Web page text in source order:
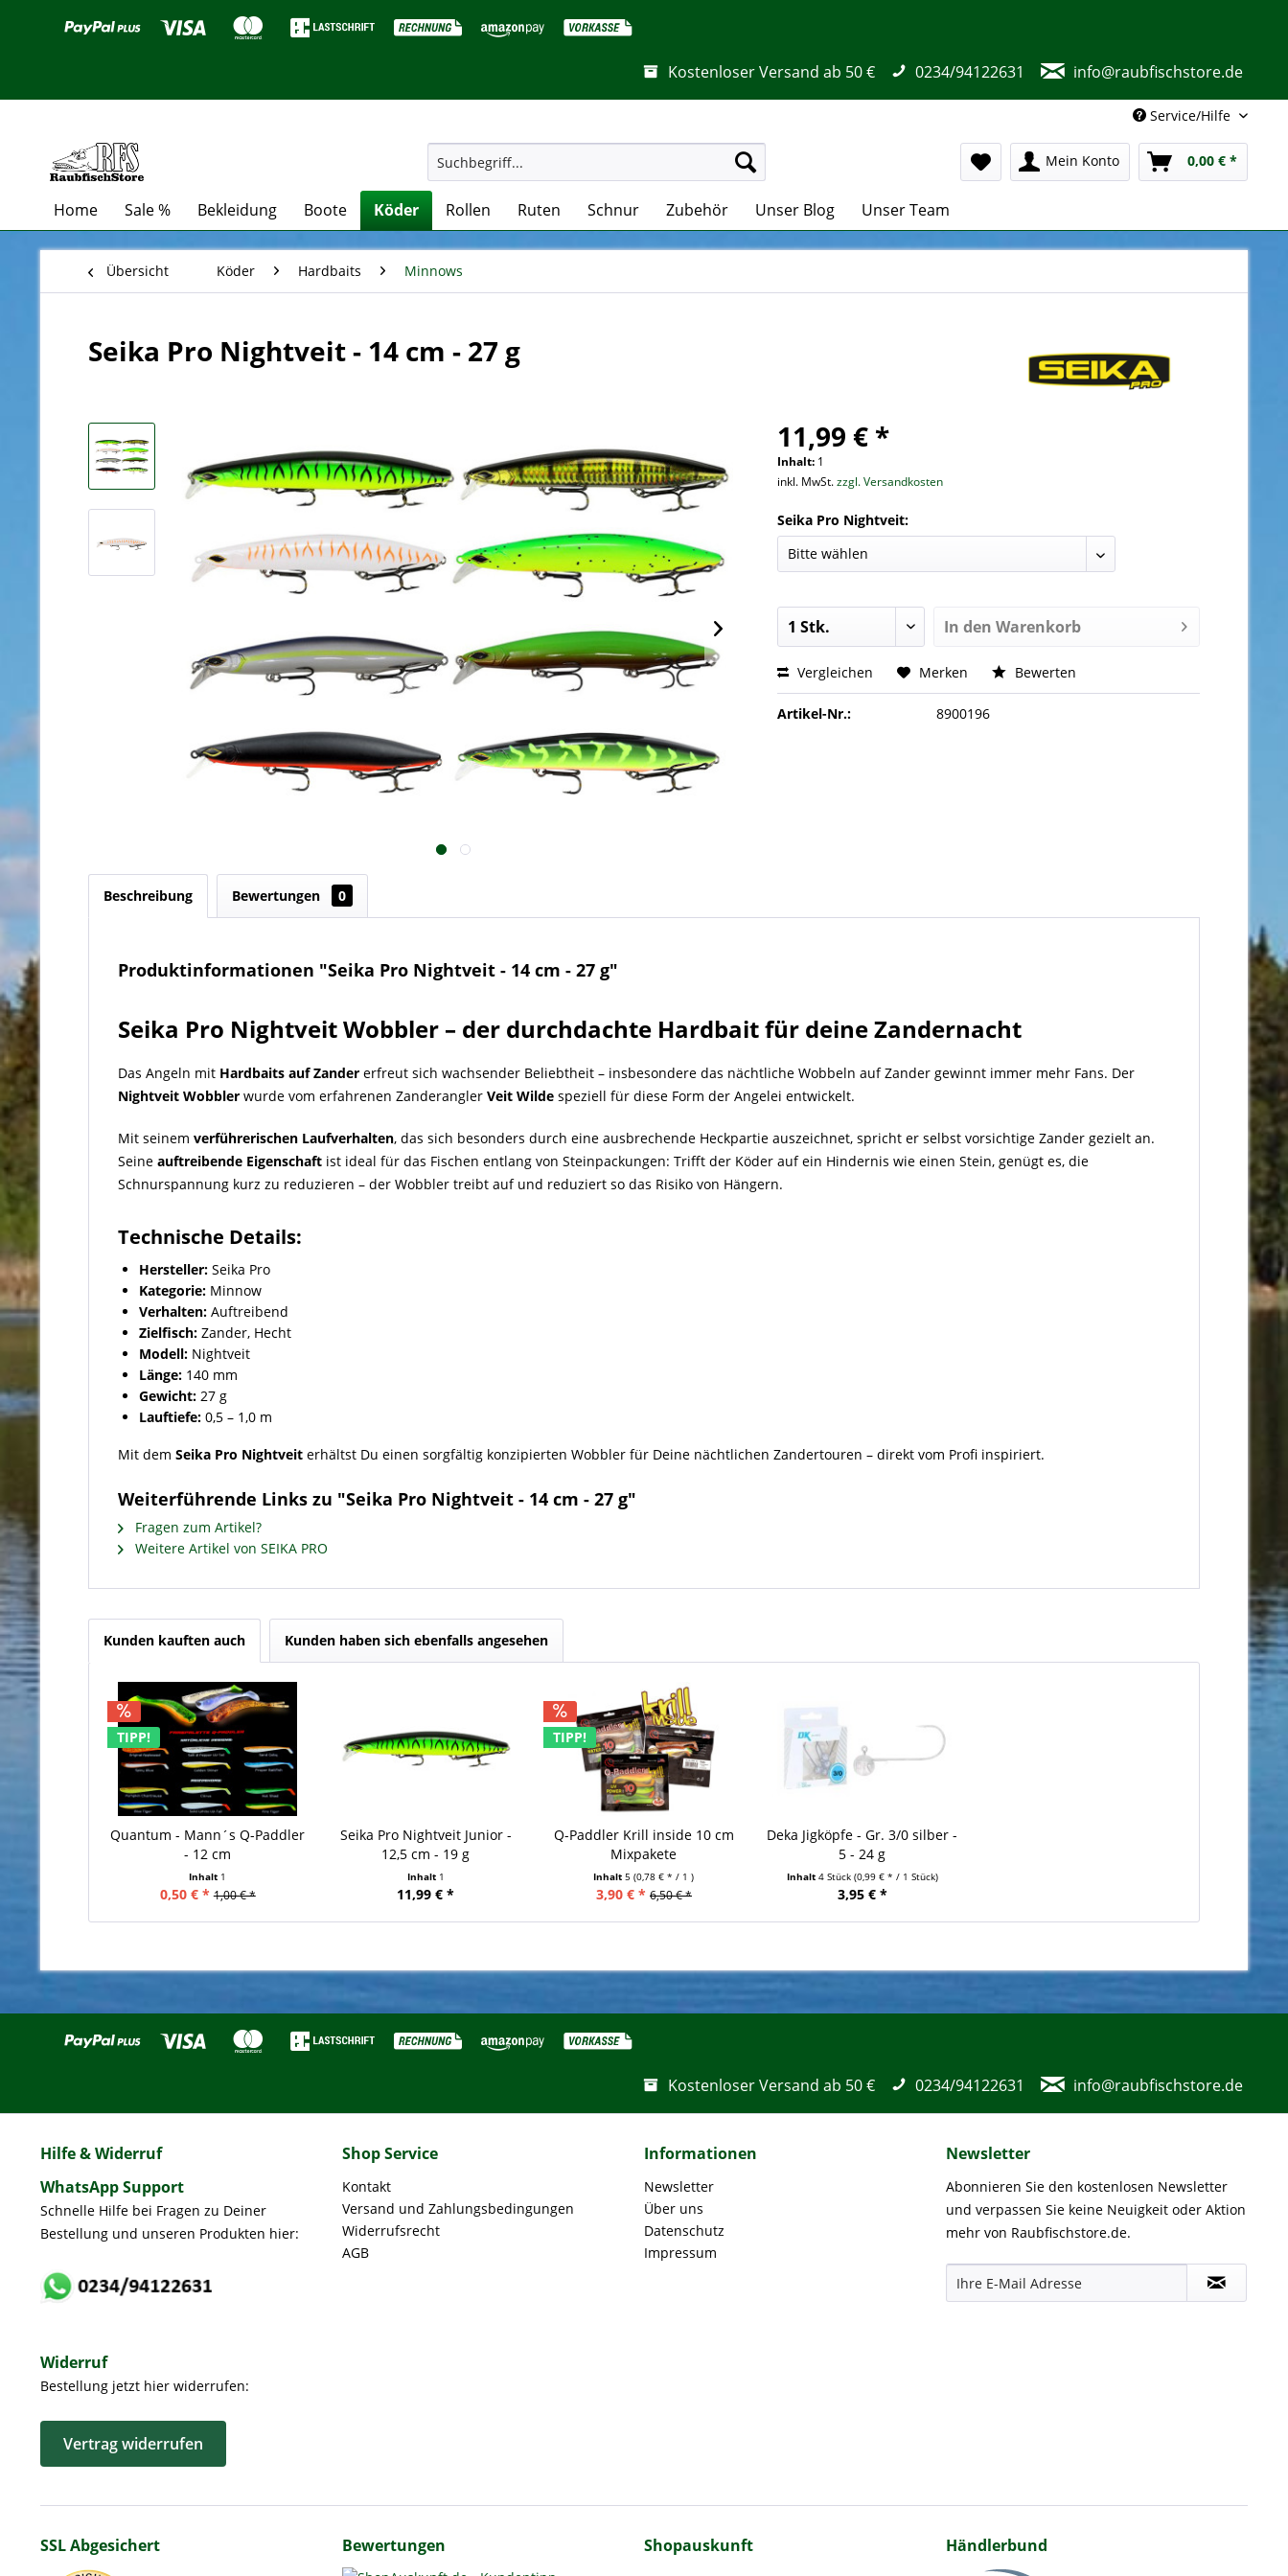
Kostenloser Versand ab 50 € 0234/94122631 info@raubfischstore.de
Service/Hilfe
Mein Konto 0,00 € *
Home Sale % Bekleidung Boote Köder Rollen Ruten Schnur Zubehör Unser Blog Unser Team
Übersicht Köder Hardbaits Minnows
Seika Pro Nightveit - 14 cm - 27 g
11,99 € *
Inhalt: 1
inkl. MwSt.zzgl. Versandkosten
Seika Pro Nightveit:
In den Warenkorb
Vergleichen Merken Bewerten
Artikel-Nr.: 8900196
Beschreibung Bewertungen 0
Produktinformationen "Seika Pro Nightveit - 14 cm - 27 g"
Seika Pro Nightveit Wobbler – der durchdachte Hardbait für deine Zandernacht
Das Angeln mit Hardbaits auf Zander erfreut sich wachsender Beliebtheit – insbesondere das nächtliche Wobbeln auf Zander gewinnt immer mehr Fans. Der
Nightveit Wobbler wurde vom erfahrenen Zanderangler Veit Wilde speziell für diese Form der Angelei entwickelt.
Mit seinem verführerischen Laufverhalten, das sich besonders durch eine ausbrechende Heckpartie auszeichnet, spricht er selbst vorsichtige Zander gezielt an.
Seine auftreibende Eigenschaft ist ideal für das Fischen entlang von Steinpackungen: Trifft der Köder auf ein Hindernis wie einen Stein, genügt es, die
Schnurspannung kurz zu reduzieren – der Wobbler treibt auf und reduziert so das Risiko von Hängern.
Technische Details:
Hersteller: Seika Pro
Kategorie: Minnow
Verhalten: Auftreibend
Zielfisch: Zander, Hecht
Modell: Nightveit
Länge: 140 mm
Gewicht: 27 g
Lauftiefe: 0,5 – 1,0 m
Mit dem Seika Pro Nightveit erhältst Du einen sorgfältig konzipierten Wobbler für Deine nächtlichen Zandertouren – direkt vom Profi inspiriert.
Weiterführende Links zu "Seika Pro Nightveit - 14 cm - 27 g"
Fragen zum Artikel?
Weitere Artikel von SEIKA PRO
Kunden kauften auch Kunden haben sich ebenfalls angesehen
TIPP!
Quantum - Mann´s Q-Paddler
- 12 cm
Inhalt 1
0,50 € * 1,00 € *
Seika Pro Nightveit Junior -
12,5 cm - 19 g
Inhalt 1
11,99 € *
TIPP!
Q-Paddler Krill inside 10 cm
Mixpakete
Inhalt5(0,78 € * / 1 )
3,90 € * 6,50 € *
Deka Jigköpfe - Gr. 3/0 silber -
5 - 24 g
Inhalt 4 Stück (0,99 € * / 1 Stück)
3,95 € *
Kostenloser Versand ab 50 € 0234/94122631 info@raubfischstore.de
Hilfe & Widerruf
WhatsApp Support
Schnelle Hilfe bei Fragen zu Deiner
Bestellung und unseren Produkten hier:
Widerruf
Bestellung jetzt hier widerrufen:
Vertrag widerrufen
Shop Service
Kontakt
Versand und Zahlungsbedingungen
Widerrufsrecht
AGB
Informationen
Newsletter
Über uns
Datenschutz
Impressum
Newsletter
Abonnieren Sie den kostenlosen Newsletter
und verpassen Sie keine Neuigkeit oder Aktion
mehr von Raubfischstore.de.
SSL Abgesichert Bewertungen Shopauskunft Händlerbund